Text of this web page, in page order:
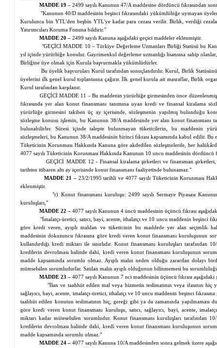
MADDE 19 – 2499 sayılı Kanunun 47/A maddesine dördüncü fıkrasından
"Kanunun 40/D maddesinin beşinci fıkrasındaki yükümlülüğe uymayan
Kurulunca bin YTL'den beşbin YTL'yekadar para cezası verilir. Birlik, verdiği
Yatırımcıları Koruma Fonuna bildirir."
MADDE 20 – 2499 sayılı Kanuna aşağıdaki geçici maddeler eklenmiştir.
"GEÇİCİ MADDE 10 – Türkiye Değerleme Uzmanları Birliği Statüsü bu
yıl içinde yürürlüğe konulur. Gayrimenkul değerleme uzmanlığı lisansına sahip
Birliğine üye olmak için Kurula başvurmakla yükümlüdürler.
Bu üyelik başvuruları Kurul tarafından sonuçlandırılır. Kurul, Birlik
üyelerini ilk genel kurul toplantısına çağırır. İlk genel kurula ait masraflar, Birlik
Kurul tarafından karşılanır.
GEÇİCİ MADDE 11 – Bu maddenin yürürlüğe girmesinden önce
fıkrasında yer alan konut finansmanı tanımına uyan kredi vefinansal
kiralama
yürürlüğe girmesini takiben üç ay içerisinde, sözleşmenin yapılmış bulunduğu
sözleşme konusu işlemin, bu Kanunun 38/A maddesinde yer alan konut finansmanı
bulunabilirler. Süresi içinde talepte bulunmayan tüketicilerin, bu maddenin
sözleşmeleri, bu Kanunun 38/A maddesinin birinci fıkrası kapsamında kabul edilir. Bu
Tüketicinin Korunması Hakkında Kanuna göre akdedilen sözleşmelerde, her
4077 sayılı Tüketicinin Korunması Hakkında Kanunun 10 uncu maddesinin dördüncü
GEÇİCİ MADDE 12 - Finansal kiralama şirketleri ve finansman
tarihten itibaren altı ay içerisinde konut finansmanı faaliyetinde bulunamaz."
MADDE 21 –23/2/1995 tarihli ve 4077 sayılı Tüketicinin Korunması
eklenmiştir.
"r) Konut finansmanı kuruluşu: 2499 sayılı Sermaye Piyasası
kuruluşları,"
MADDE 22 – 4077 sayılı Kanunun 4 üncü maddesinin üçüncü fıkrası
"İmalatçı-üretici, satıcı, bayi, acente, ithalatçı ve 10 uncu maddenin beşinci
göre kredi veren, ayıplı maldan ve tüketicinin bu maddede yer alan seçimlik
maddesinin dokuzuncu fıkrasına göre kredi veren konut finansmanı kuruluşunun
kullandırdığı kredi miktarı ile sınırlıdır. Konut finansmanı kuruluşları tarafından
kredilerindevrolması halinde dahi, kredi veren konut finansmanı kuruluşunun
madde kapsamında sorumlu olmaz. Ayıplı malın neden olduğu zarardan dolayı
müteselsilen sorumludurlar. Satılan malın ayıplı olduğunun bilinmemesi bu
MADDE 23 – 4077 sayılı Kanunun 7 nci maddesinin üçüncü fıkrası
"İlan ve taahhüt edilen mal veya hizmetin teslimatının veya ifasının hiç
sağlayıcı, bayi, acente, imalatçı-üretici, ithalatçı ve 10 uncu maddenin beşinci
taahhüt edilen konutun teslimatının hiç, gereği gibi yada zamanında yapılmaması
göre kredi veren konut finansmanı kuruluşu, satıcı, sağlayıcı, bayi, acente,
miktarı kadarmüteselsilen
sorumludur. Konut finansmanı kuruluşları tarafından
kredilerindevrolması halinde dahi, kredi veren konut finansmanı kuruluşunun
madde kapsamında sorumlu olmaz."
MADDE 24 – 4077 sayılı Kanuna 10/A maddesinden sonra gelmek üzere